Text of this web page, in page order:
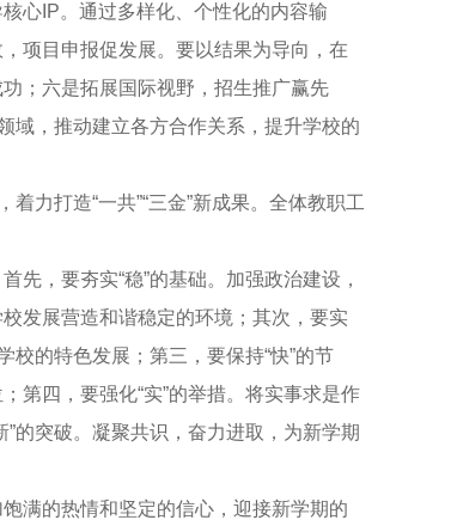
心IP。通过多样化、个性化的内容输
项目申报促发展。要以结果为导向，在
；六是拓展国际视野，招生推广赢先
域，推动建立各方合作关系，提升学校的
力打造“一共”“三金”新成果。全体教职工
，要夯实“稳”的基础。加强政治建设，
发展营造和谐稳定的环境；其次，要实
校的特色发展；第三，要保持“快”的节
第四，要强化“实”的举措。将实事求是作
的突破。凝聚共识，奋力进取，为新学期
满的热情和坚定的信心，迎接新学期的